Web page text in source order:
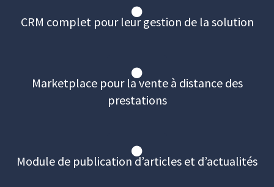
CRM complet pour leur gestion de la solution
Marketplace pour la vente à distance des
prestations
Module de publication d’articles et d’actualités